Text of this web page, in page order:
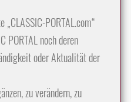
PORTAL.com“
PORTAL noch deren
oder Aktualität der
zu verändern, zu